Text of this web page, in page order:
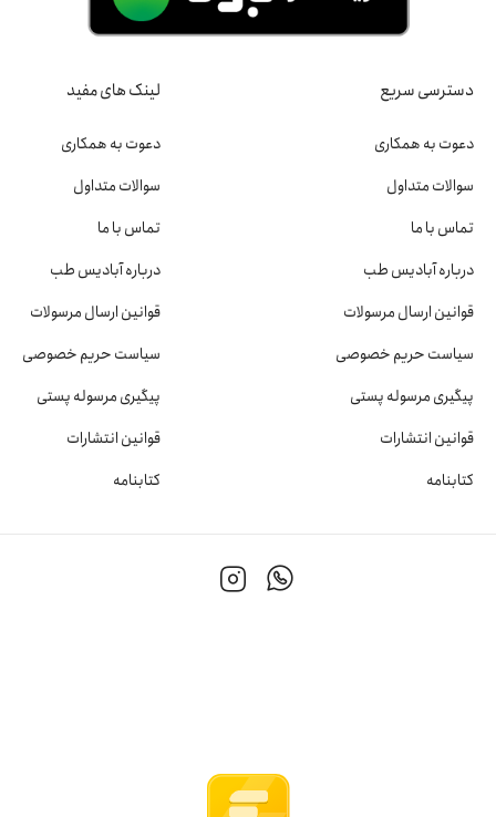
دسترسی سریع
دعوت به همکاری
سوالات متداول
تماس با ما
درباره آبادیس طب
قوانین ارسال مرسولات
سیاست حریم خصوصی
پیگیری مرسوله پستی
قوانین انتشارات
کتابنامه
لینک های مفید
دعوت به همکاری
سوالات متداول
تماس با ما
درباره آبادیس طب
قوانین ارسال مرسولات
سیاست حریم خصوصی
پیگیری مرسوله پستی
قوانین انتشارات
کتابنامه